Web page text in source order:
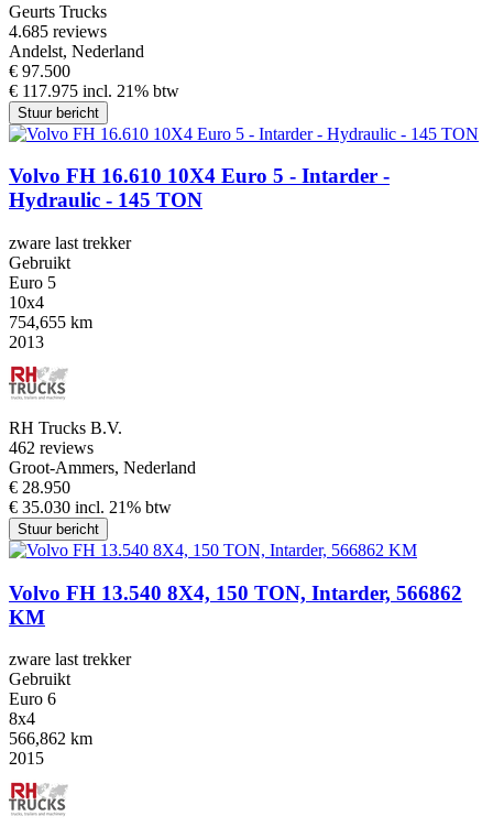
Geurts Trucks
4.685 reviews
Andelst, Nederland
€ 97.500
€ 117.975 incl. 21% btw
Stuur bericht
Volvo FH 16.610 10X4 Euro 5 - Intarder -
Hydraulic - 145 TON
zware last trekker
Gebruikt
Euro 5
10x4
754,655 km
2013
RH Trucks B.V.
462 reviews
Groot-Ammers, Nederland
€ 28.950
€ 35.030 incl. 21% btw
Stuur bericht
Volvo FH 13.540 8X4, 150 TON, Intarder, 566862
KM
zware last trekker
Gebruikt
Euro 6
8x4
566,862 km
2015